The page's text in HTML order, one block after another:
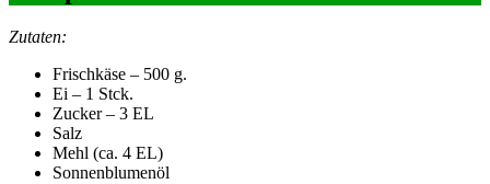
Zutaten:
Frischkäse – 500 g.
Ei – 1 Stck.
Zucker – 3 EL
Salz
Mehl (ca. 4 EL)
Sonnenblumenöl